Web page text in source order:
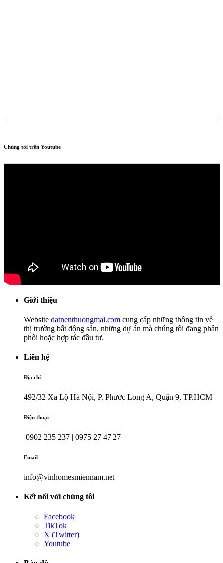
Chúng tôi trên Youtube
Giới thiệu
Website datnenthuongmai.com cung cấp những thông tin về
thị trường bất động sản, những dự án mà chúng tôi đang phân
phối hoặc hợp tác đầu tư.
Liên hệ
Địa chỉ
492/32 Xa Lộ Hà Nội, P. Phước Long A, Quận 9, TP.HCM
Điện thoại
0902 235 237 | 0975 27 47 27
Email
info@vinhomesmiennam.net
Kết nối với chúng tôi
Facebook
TikTok
X (Twitter)
Youtube